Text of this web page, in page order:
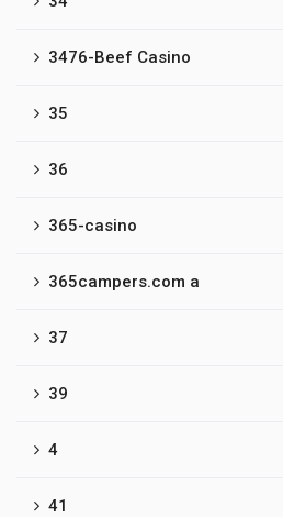
3476-Beef Casino
35
36
365-casino
365campers.com a
37
39
4
41